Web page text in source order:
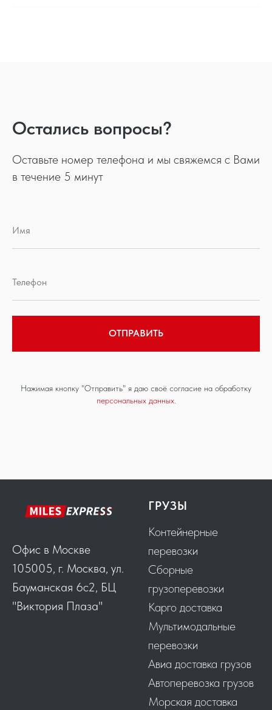
Остались вопросы?
Оставьте номер телефона и мы свяжемся с Вами
в течение 5 минут
ОТПРАВИТЬ
Нажимая кнопку "Отправить" я даю своё согласие на обработку
персональных данных.
Офис в Москве
105005, г. Москва, ул.
Бауманская 6с2, БЦ
"Виктория Плаза"
ГРУЗЫ
Контейнерные
перевозки
Сборные
грузоперевозки
Карго доставка
Мультимодальные
перевозки
Авиа доставка грузов
Автоперевозка грузов
Морская доставка